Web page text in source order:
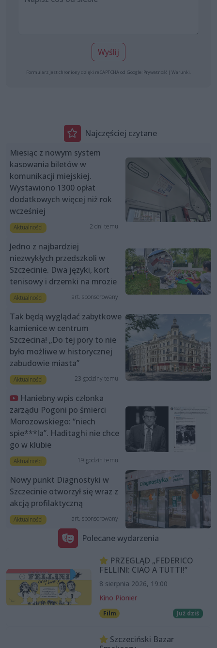
Wyślij
Formularz jest chroniony dzięki reCAPTCHA od Google: Prywatność | Warunki
Najczęściej czytane
Miesiąc z nowym system
kasowania biletów w
komunikacji miejskiej.
Wystawiono 1300 opłat
dodatkowych więcej niż rok
wcześniej
Aktualności 2 dni temu
Jedno z najbardziej
niezwykłych przedszkoli w
Szczecinie. Dwa języki, kort
tenisowy i drzemki na mrozie
Aktualności art. sponsorowany
Tak będą wyglądać zabytkowe
kamienice w centrum
Szczecina! „Do tej pory to nie
było możliwe w historycznej
zabudowie miasta”
Aktualności 23 godziny temu
Haniebny wpis członka
zarządu Pogoni po śmierci
Morozowskiego: “niech
spie***la”. Haditaghi nie chce
go w klubie
Aktualności 19 godzin temu
Nowy punkt Diagnostyki w
Szczecinie otworzył się wraz z
akcją profilaktyczną
Aktualności art. sponsorowany
Polecane wydarzenia
PRZEGLĄD „FEDERICO
FELLINI: CIAO A TUTTI!”
8 sierpnia 2026, 19:00
Kino Pionier
Film Już dziś
Szczeciński Bazar